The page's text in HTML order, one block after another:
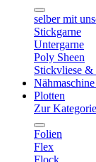
selber mit
Stickgarne
Untergarne
Poly Sheen
Stickvliese &
Plotten
Zur
Folien
Flex
Flock